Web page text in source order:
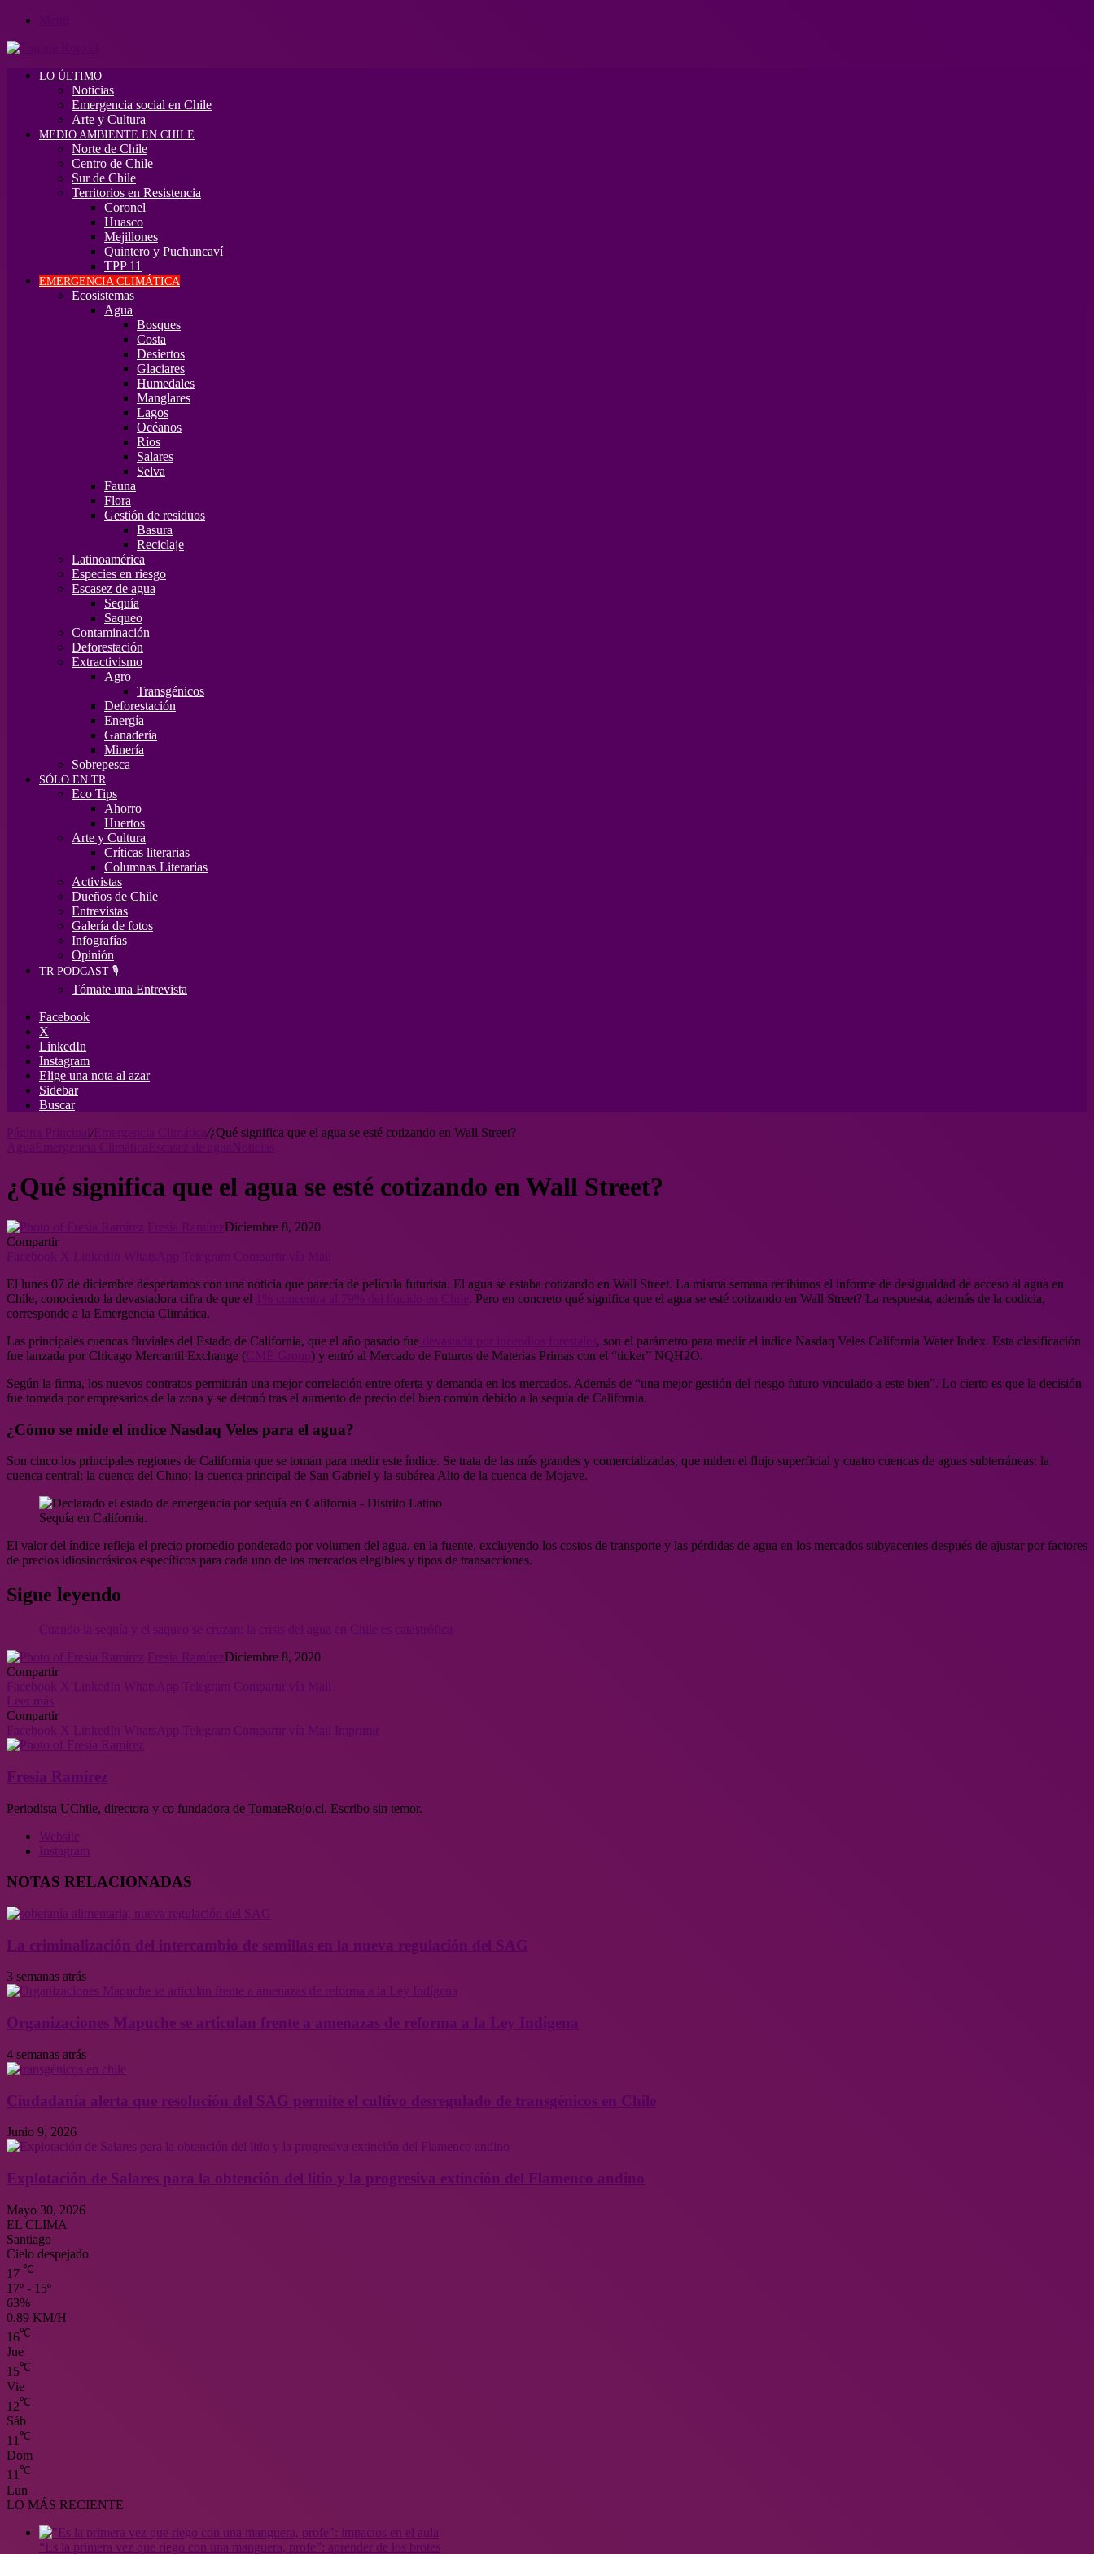
LO ÚLTIMO
Noticias
Emergencia social en Chile
Arte y Cultura
MEDIO AMBIENTE EN CHILE
Norte de Chile
Centro de Chile
Sur de Chile
Territorios en Resistencia
Coronel
Huasco
Mejillones
Quintero y Puchuncaví
TPP 11
EMERGENCIA CLIMÁTICA
Ecosistemas
Agua
Bosques
Costa
Desiertos
Glaciares
Humedales
Manglares
Lagos
Océanos
Ríos
Salares
Selva
Fauna
Flora
Gestión de residuos
Basura
Reciclaje
Latinoamérica
Especies en riesgo
Escasez de agua
Sequía
Saqueo
Contaminación
Deforestación
Extractivismo
Agro
Transgénicos
Deforestación
Energía
Ganadería
Minería
Sobrepesca
SÓLO EN TR
Eco Tips
Ahorro
Huertos
Arte y Cultura
Críticas literarias
Columnas Literarias
Activistas
Dueños de Chile
Entrevistas
Galería de fotos
Infografías
Opinión
TR PODCAST 🎙️
Tómate una Entrevista
Facebook
X
LinkedIn
Instagram
Elige una nota al azar
Sidebar
Buscar
/Emergencia Climática /¿Qué significa que el agua se esté cotizando en Wall Street?
¿Qué significa que el agua se esté cotizando en Wall Street?
Diciembre 8, 2020
Compartir
El lunes 07 de diciembre despertamos con una noticia que parecía de película futurista. El agua se estaba cotizando en Wall Street. La misma semana recibimos el informe de desigualdad de acceso al agua en
Chile, conociendo la devastadora cifra de que el
. Pero en concreto qué significa que el agua se esté cotizando en Wall Street? La respuesta, además de la codicia,
corresponde a la Emergencia Climática.
Las principales cuencas fluviales del Estado de California, que el año pasado fue
, son el parámetro para medir el índice Nasdaq Veles California Water Index. Esta clasificación
fue lanzada por Chicago Mercantil Exchange (
) y entró al Mercado de Futuros de Materias Primas con el “ticker” NQH2O.
Según la firma, los nuevos contratos permitirán una mejor correlación entre oferta y demanda en los mercados. Además de “una mejor gestión del riesgo futuro vinculado a este bien”. Lo cierto es que la decisión
fue tomada por empresarios de la zona y se detonó tras el aumento de precio del bien común debido a la sequía de California.
¿Cómo se mide el índice Nasdaq Veles para el agua?
Son cinco los principales regiones de California que se toman para medir este índice. Se trata de las más grandes y comercializadas, que miden el flujo superficial y cuatro cuencas de aguas subterráneas: la
cuenca central; la cuenca del Chino; la cuenca principal de San Gabriel y la subárea Alto de la cuenca de Mojave.
Sequía en California.
El valor del índice refleja el precio promedio ponderado por volumen del agua, en la fuente, excluyendo los costos de transporte y las pérdidas de agua en los mercados subyacentes después de ajustar por factores
de precios idiosincrásicos específicos para cada uno de los mercados elegibles y tipos de transacciones.
Sigue leyendo
Cuando la sequía y el saqueo se cruzan: la crisis del agua en Chile es catastrófica
Diciembre 8, 2020
Compartir
Facebook
X WhatsApp
Leer más
Compartir
Facebook X LinkedIn WhatsApp Telegram
Fresia Ramírez
Periodista UChile, directora y co fundadora de TomateRojo.cl. Escribo sin temor.
Website
Instagram
NOTAS RELACIONADAS
La criminalización del intercambio de semillas en la nueva regulación del SAG
3 semanas atrás
Organizaciones Mapuche se articulan frente a amenazas de reforma a la Ley Indígena
4 semanas atrás
Ciudadanía alerta que resolución del SAG permite el cultivo desregulado de transgénicos en Chile
Junio 9, 2026
Explotación de Salares para la obtención del litio y la progresiva extinción del Flamenco andino
Mayo 30, 2026
EL CLIMA
Santiago
Cielo despejado
17 ℃
17º - 15º
63%
0.89 KM/H
16℃
Jue
15℃
Vie
12℃
Sáb
11 ℃
Dom
11℃
Lun
LO MÁS RECIENTE
“Es la primera vez que riego con una manguera, profe”: aprender de los brotes